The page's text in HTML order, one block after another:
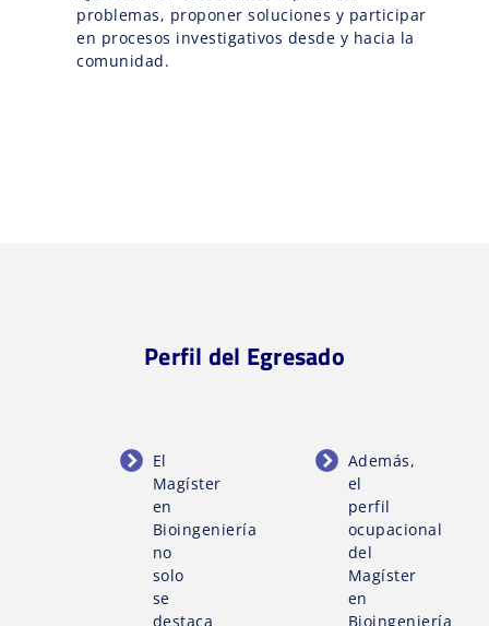
problemas, proponer soluciones y participar
en procesos investigativos desde y hacia la
comunidad.
Perfil del Egresado
El
Magíster
en
Bioingeniería
no
solo
se
destaca
Además,
el
perfil
ocupacional
del
Magíster
en
Bioingeniería